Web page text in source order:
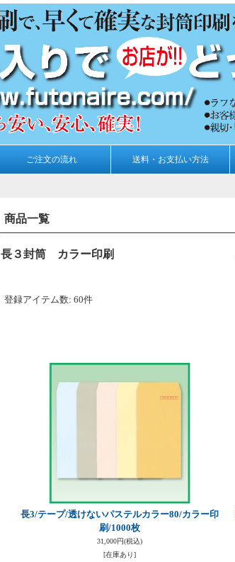
ご注文の流れ 送料・お支払い方法
商品一覧
長３封筒 カラー印刷
登録アイテム数: 60件
長3/テープ/透けないパステルカラー80/カラー印
刷/1000枚
31,000円(税込)
[在庫あり]